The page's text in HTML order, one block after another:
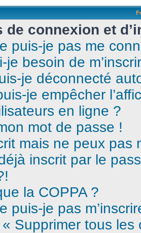
de connexion et
puis-je pas me
je besoin de
je déconnecté
je empêcher
en ligne ?
mot de passe !
mais ne peux pas
inscrit par le
la COPPA ?
puis-je pas
Supprimer tous les